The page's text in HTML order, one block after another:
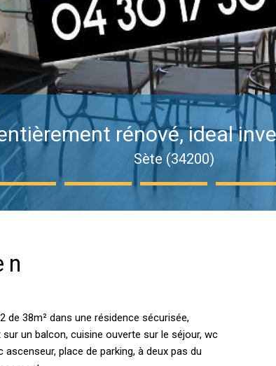
rénové, ideal
Sète (34200)
de 38m² dans une résidence sécurisée,
un balcon, cuisine ouverte sur le séjour, wc
place de parking, à deux pas du